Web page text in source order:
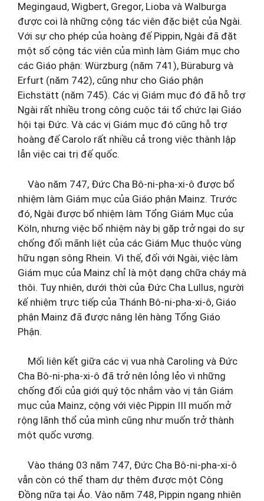
Megingaud, Wigbert, Gregor, Lioba và Walburga
được coi là những cộng tác viên đặc biệt của Ngài.
Với sự cho phép của hoàng đế Pippin, Ngài đã đặt
một số cộng tác viên của mình làm Giám mục cho
các Giáo phận: Würzburg (năm 741), Büraburg và
Erfurt (năm 742), cũng như cho Giáo phận
Eichstätt (năm 745). Các vị Giám mục đó đã hỗ trợ
Ngài rất nhiều trong công cuộc tái tổ chức lại Giáo
hội tại Đức. Và các vị Giám mục đó cũng hỗ trợ
hoàng đế Carolo rất nhiều cả trong việc thành lập
lẫn việc cai trị đế quốc.
Vào năm 747, Đức Cha Bô-ni-pha-xi-ô được bổ
nhiệm làm Giám mục của Giáo phận Mainz. Trước
đó, Ngài được bổ nhiệm làm Tổng Giám Mục của
Köln, nhưng việc bổ nhiệm này bị gặp trở ngại do sự
chống đối mãnh liệt của các Giám Mục thuộc vùng
hữu ngạn sông Rhein. Vì thế, đối với Ngài, việc làm
Giám mục của Mainz chỉ là một dạng chữa cháy mà
thôi. Tuy nhiên, dưới thời của Đức Cha Lullus, người
kế nhiệm trực tiếp của Thánh Bô-ni-pha-xi-ô, Giáo
phận Mainz đã được nâng lên hàng Tổng Giáo
Phận.
Mối liên kết giữa các vị vua nhà Caroling và Đức
Cha Bô-ni-pha-xi-ô đã trở nên lỏng lẻo vì những
chống đối của giới quý tộc nhắm vào vị tân Giám
mục của Mainz, cộng với việc Pippin III muốn mở
rộng lãnh thổ của mình cũng như muốn trở thành
một quốc vương.
Vào tháng 03 năm 747, Đức Cha Bô-ni-pha-xi-ô
vẫn còn có thể tham dự thêm được một Công
Đồng nữa tại Áo. Vào năm 748, Pippin ngang nhiên